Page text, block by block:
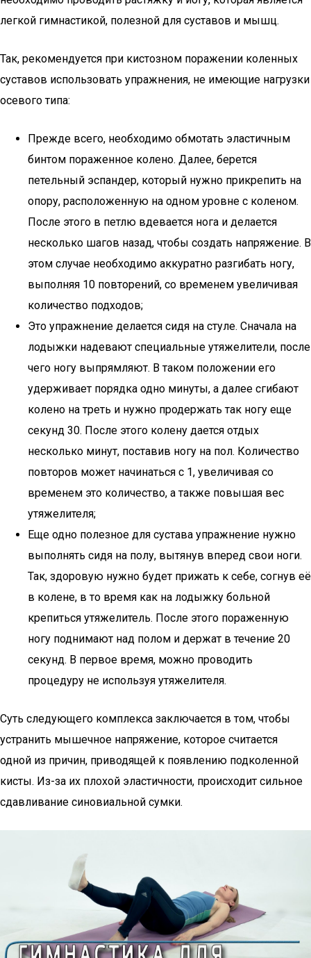
легкой гимнастикой, полезной для суставов и мышц.
Так, рекомендуется при кистозном поражении коленных
суставов использовать упражнения, не имеющие нагрузки
осевого типа:
Прежде всего, необходимо обмотать эластичным
бинтом пораженное колено. Далее, берется
петельный эспандер, который нужно прикрепить на
опору, расположенную на одном уровне с коленом.
После этого в петлю вдевается нога и делается
несколько шагов назад, чтобы создать напряжение. В
этом случае необходимо аккуратно разгибать ногу,
выполняя 10 повторений, со временем увеличивая
количество подходов;
Это упражнение делается сидя на стуле. Сначала на
лодыжки надевают специальные утяжелители, после
чего ногу выпрямляют. В таком положении его
удерживает порядка одно минуты, а далее сгибают
колено на треть и нужно продержать так ногу еще
секунд 30. После этого колену дается отдых
несколько минут, поставив ногу на пол. Количество
повторов может начинаться с 1, увеличивая со
временем это количество, а также повышая вес
утяжелителя;
Еще одно полезное для сустава упражнение нужно
выполнять сидя на полу, вытянув вперед свои ноги.
Так, здоровую нужно будет прижать к себе, согнув её
в колене, в то время как на лодыжку больной
крепиться утяжелитель. После этого пораженную
ногу поднимают над полом и держат в течение 20
секунд. В первое время, можно проводить
процедуру не используя утяжелителя.
Суть следующего комплекса заключается в том, чтобы
устранить мышечное напряжение, которое считается
одной из причин, приводящей к появлению подколенной
кисты. Из-за их плохой эластичности, происходит сильное
сдавливание синовиальной сумки.